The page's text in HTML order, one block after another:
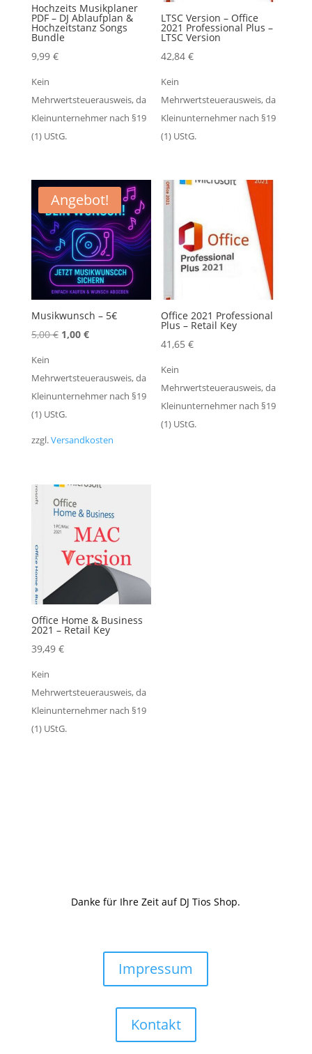
Hochzeits Musikplaner
PDF – DJ Ablaufplan &
Hochzeitstanz Songs
Bundle
9,99 €
Kein
Mehrwertsteuerausweis, da
Kleinunternehmer nach §19
(1) UStG.
LTSC Version – Office
2021 Professional Plus –
LTSC Version
42,84€
Kein
Mehrwertsteuerausweis, da
Kleinunternehmer nach §19
(1) UStG.
Angebot!
Musikwunsch – 5€
5,00€ Ursprünglicher
1,00 €Aktueller
Kein
Mehrwertsteuerausweis, da
Kleinunternehmer nach §19
(1) UStG.
zzgl.Versandkosten
Office 2021 Professional
Plus – Retail Key
41,65€
Kein
Mehrwertsteuerausweis, da
Kleinunternehmer nach §19
(1) UStG.
Office Home & Business
2021 – Retail Key
39,49 €
Kein
Mehrwertsteuerausweis, da
Kleinunternehmer nach §19
(1) UStG.
Danke für Ihre Zeit auf DJ Tios Shop.
Impressum
Kontakt